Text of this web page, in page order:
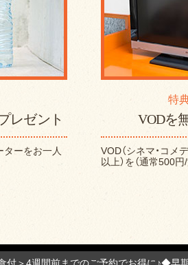
レゼント
ターをお一人
特
VODを
VOD（シネマ・コ
以上）を（通常500